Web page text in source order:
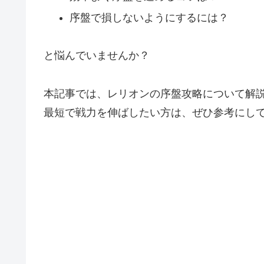
序盤で損しないようにするには？
と悩んでいませんか？
本記事では、レリオンの序盤攻略について解
最短で戦力を伸ばしたい方は、ぜひ参考にし